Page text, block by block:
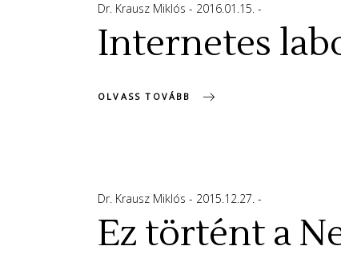
Dr. Krausz Miklós 2016.01.15.
Internetes
OLVASS TOVÁBB
Dr. Krausz Miklós 2015.12.27.
Ez történt a